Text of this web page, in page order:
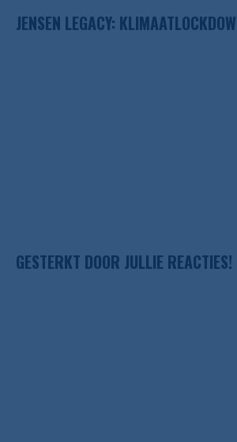
JENSEN LEGACY:
GESTERKT DOOR JULLIE REACTIES!